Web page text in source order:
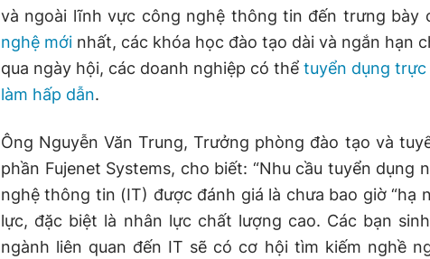
và ngoài lĩnh vực công nghệ thông tin đến trưng bày
nghệ mới nhất, các khóa học đào tạo dài và ngắn hạn
qua ngày hội, các doanh nghiệp có thể tuyển dụng
làm hấp dẫn.
Ông Nguyễn Văn Trung, Trưởng phòng đào tạo và
phần Fujenet Systems, cho biết: “Nhu cầu tuyển dụng
nghệ thông tin (IT) được đánh giá là chưa bao giờ “hạ
lực, đặc biệt là nhân lực chất lượng cao. Các bạn
ngành liên quan đến IT sẽ có cơ hội tìm kiếm nghề